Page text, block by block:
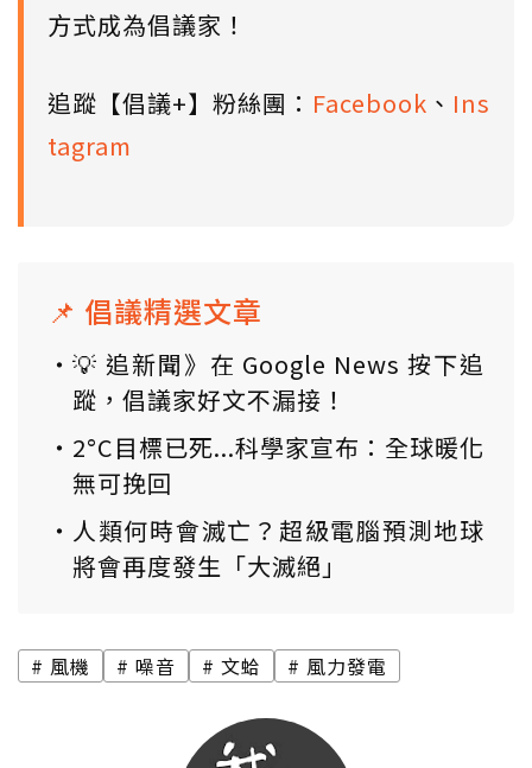
方式成為倡議家！
追蹤【倡議+】粉絲團： Facebook 、 Ins
tagram
📌 倡議精選文章
💡 追新聞》在 Google News 按下追
蹤，倡議家好文不漏接！
2°C目標已死...科學家宣布：全球暖化
無可挽回
人類何時會滅亡？超級電腦預測地球
將會再度發生「大滅絕」
風機 噪音 文蛤 風力發電